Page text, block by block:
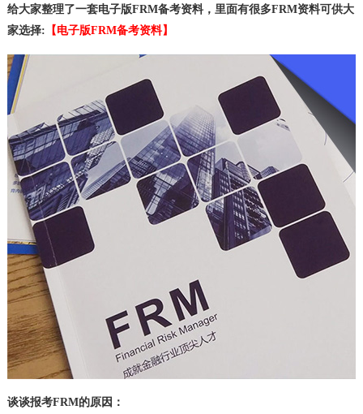
给大家整理了一套电子版FRM备考资料，里面有很多FRM资料可供大
家选择: 【电子版FRM备考资料】
谈谈报考FRM的原因：